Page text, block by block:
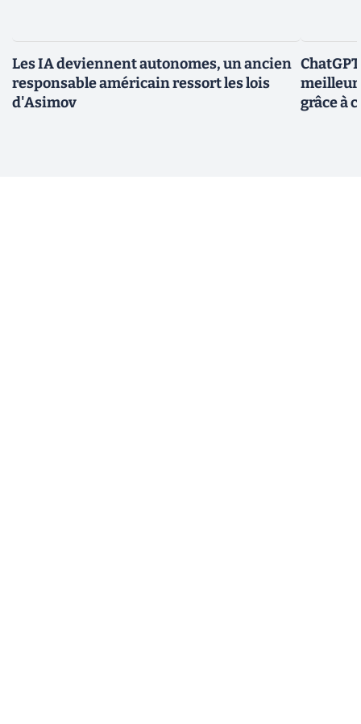
Les IA deviennent autonomes, un ancien
responsable américain ressort les lois
d'Asimov
grâce à